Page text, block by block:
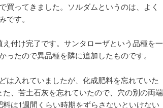
買ってきました。ソルダムというのは、よく
です。
付け完了です。サンタローザという品種を一
たので異品種を隣に追加したものです。
は入れていましたが、化成肥料を忘れていた
、苦土石灰を忘れていたので、穴の別の両端
は1週間くらい時期をずらさないといけない